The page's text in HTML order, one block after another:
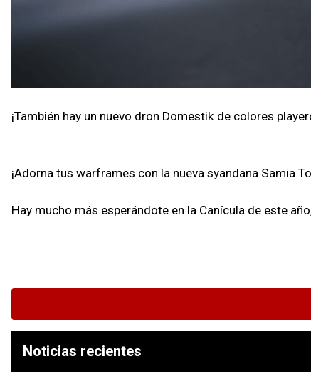
¡También hay un nuevo dron Domestik de colores
¡Adorna tus warframes con la nueva syandana Samia
Hay mucho más esperándote en la Canícula de este
Noticias recientes